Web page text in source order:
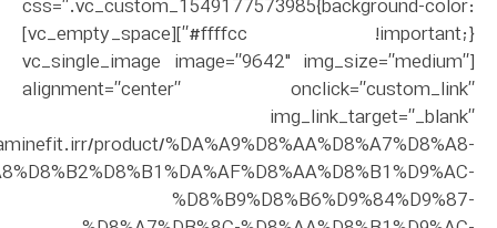
css=”.vc_custom_1549177573985{background-color:
#ffffcc !important;}”][vc_empty_space]
[vc_single_image image=”9642″ img_size=”medium”
alignment=”center” onclick=”custom_link”
img_link_target=”_blank”
product/%DA%A9%D8%AA%D8%A7%D8%A8-
%D8%B9%D8%B6%D9%84%D9%87-